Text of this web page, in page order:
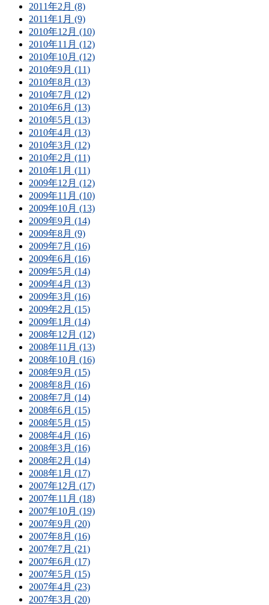
2011年2月 (8)
2011年1月 (9)
2010年12月 (10)
2010年11月 (12)
2010年10月 (12)
2010年9月 (11)
2010年8月 (13)
2010年7月 (12)
2010年6月 (13)
2010年5月 (13)
2010年4月 (13)
2010年3月 (12)
2010年2月 (11)
2010年1月 (11)
2009年12月 (12)
2009年11月 (10)
2009年10月 (13)
2009年9月 (14)
2009年8月 (9)
2009年7月 (16)
2009年6月 (16)
2009年5月 (14)
2009年4月 (13)
2009年3月 (16)
2009年2月 (15)
2009年1月 (14)
2008年12月 (12)
2008年11月 (13)
2008年10月 (16)
2008年9月 (15)
2008年8月 (16)
2008年7月 (14)
2008年6月 (15)
2008年5月 (15)
2008年4月 (16)
2008年3月 (16)
2008年2月 (14)
2008年1月 (17)
2007年12月 (17)
2007年11月 (18)
2007年10月 (19)
2007年9月 (20)
2007年8月 (16)
2007年7月 (21)
2007年6月 (17)
2007年5月 (15)
2007年4月 (23)
2007年3月 (20)